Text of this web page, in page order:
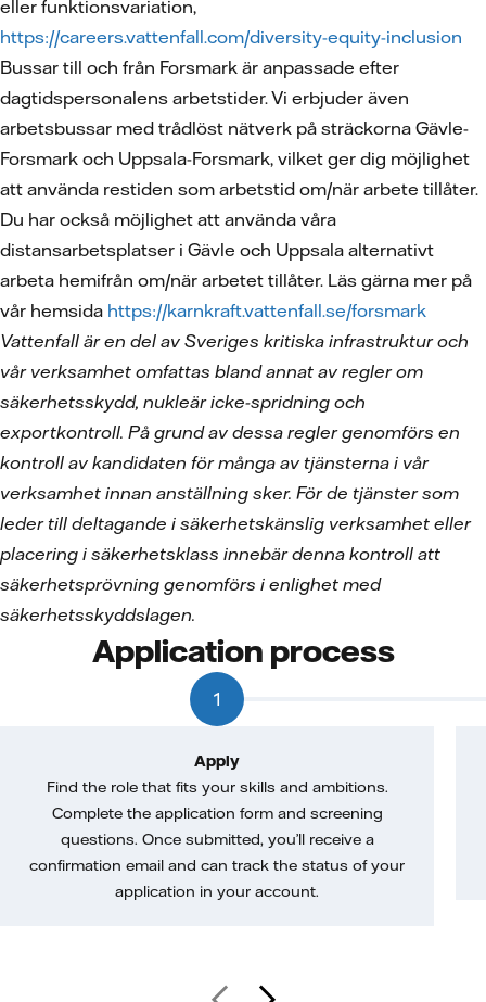
eller funktionsvariation,
https://careers.vattenfall.com/diversity-equity-inclusion
Bussar till och från Forsmark är anpassade efter
dagtidspersonalens arbetstider. Vi erbjuder även
arbetsbussar med trådlöst nätverk på sträckorna Gävle-
Forsmark och Uppsala-Forsmark, vilket ger dig möjlighet
att använda restiden som arbetstid om/när arbete tillåter.
Du har också möjlighet att använda våra
distansarbetsplatser i Gävle och Uppsala alternativt
arbeta hemifrån om/när arbetet tillåter. Läs gärna mer på
vår hemsida https://karnkraft.vattenfall.se/forsmark
Vattenfall är en del av Sveriges kritiska infrastruktur och
vår verksamhet omfattas bland annat av regler om
säkerhetsskydd, nukleär icke-spridning och
exportkontroll. På grund av dessa regler genomförs en
kontroll av kandidaten för många av tjänsterna i vår
verksamhet innan anställning sker. För de tjänster som
leder till deltagande i säkerhetskänslig verksamhet eller
placering i säkerhetsklass innebär denna kontroll att
säkerhetsprövning genomförs i enlighet med
säkerhetsskyddslagen.
Application process
1
Apply
Find the role that fits your skills and ambitions.
Complete the application form and screening
questions. Once submitted, you’ll receive a
confirmation email and can track the status of your
application in your account.